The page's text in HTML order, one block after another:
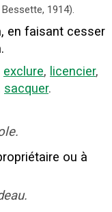
Bessette, 1914).
en faisant cesser
exclure, licencier,
sacquer.
ou à